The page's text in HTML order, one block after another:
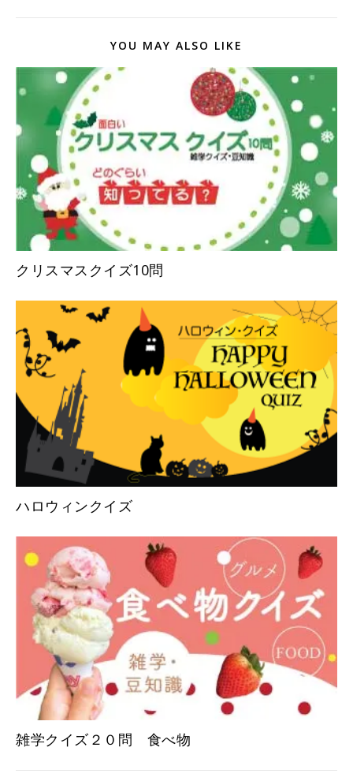
YOU MAY ALSO LIKE
クリスマスクイズ10問
ハロウィンクイズ
雑学クイズ２０問 食べ物